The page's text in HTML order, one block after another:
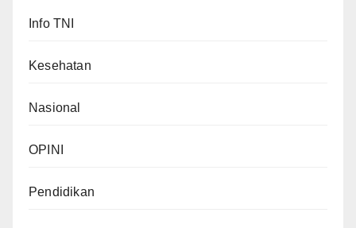
Info TNI
Kesehatan
Nasional
OPINI
Pendidikan